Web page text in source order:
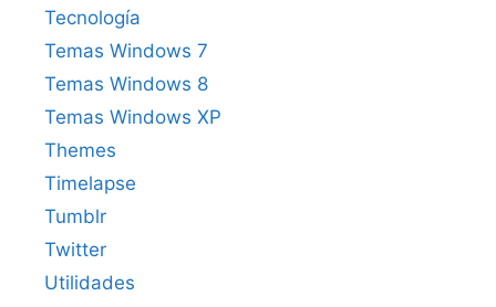
Tecnología
Temas Windows 7
Temas Windows 8
Temas Windows XP
Themes
Timelapse
Tumblr
Twitter
Utilidades